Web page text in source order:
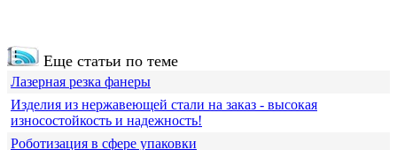
Еще статьи по теме
Лазерная резка фанеры
Изделия из нержавеющей стали на заказ - высокая
износостойкость и надежность!
Роботизация в сфере упаковки